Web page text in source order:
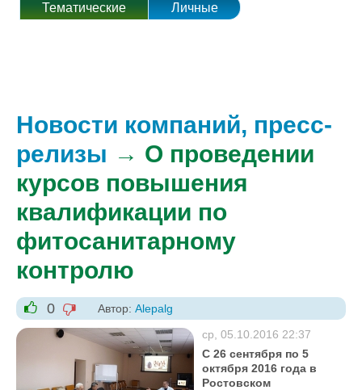
Тематические
Личные
Новости компаний, пресс-
релизы → О проведении
курсов повышения
квалификации по
фитосанитарному
контролю
+1
0
-1
Автор: Alepalg
ср, 05.10.2016 22:37
С 26 сентября по 5
октября 2016 года в
Ростовском